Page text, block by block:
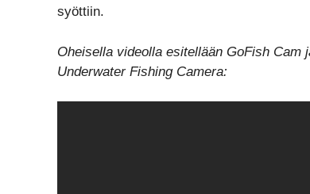
syöttiin.
Oheisella videolla esitellään GoFish
Underwater Fishing Camera: